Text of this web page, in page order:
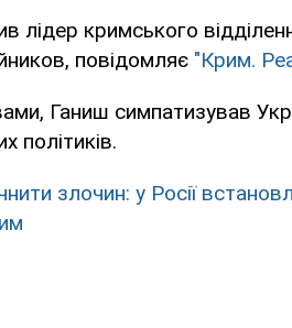
лідер кримського
повідомляє "Крим.
Ганиш симпатизував
політиків.
злочин: у Росії